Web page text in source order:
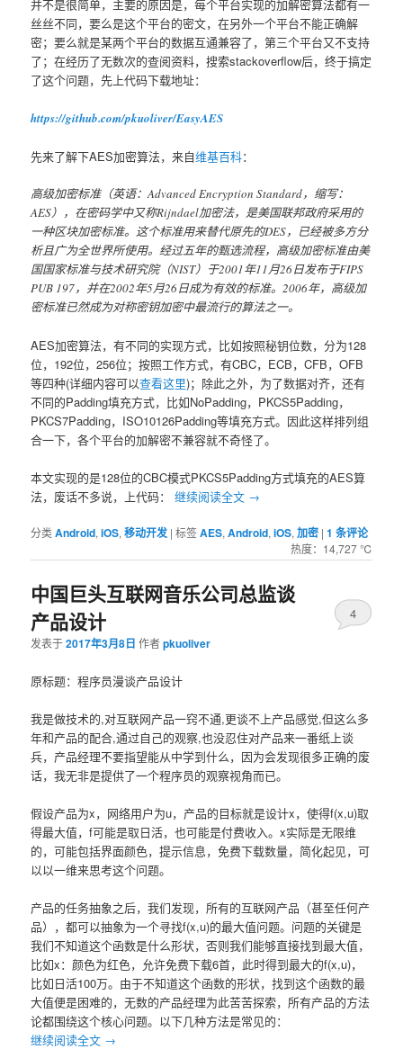
并不是很简单，主要的原因是，每个平台实现的加解密算法都有一
丝丝不同，要么是这个平台的密文，在另外一个平台不能正确解
密；要么就是某两个平台的数据互通兼容了，第三个平台又不支持
了；在经历了无数次的查阅资料，搜索stackoverflow后，终于搞定
了这个问题，先上代码下载地址：
https://github.com/pkuoliver/EasyAES
先来了解下AES加密算法，来自维基百科：
高级加密标准（英语：Advanced Encryption Standard，缩写：
AES），在密码学中又称Rijndael加密法，是美国联邦政府采用的
一种区块加密标准。这个标准用来替代原先的DES，已经被多方分
析且广为全世界所使用。经过五年的甄选流程，高级加密标准由美
国国家标准与技术研究院（NIST）于2001年11月26日发布于FIPS
PUB 197，并在2002年5月26日成为有效的标准。2006年，高级加
密标准已然成为对称密钥加密中最流行的算法之一。
AES加密算法，有不同的实现方式，比如按照秘钥位数，分为128
位，192位，256位；按照工作方式，有CBC，ECB，CFB，OFB
等四种(详细内容可以查看这里)；除此之外，为了数据对齐，还有
不同的Padding填充方式，比如NoPadding，PKCS5Padding，
PKCS7Padding，ISO10126Padding等填充方式。因此这样排列组
合一下，各个平台的加解密不兼容就不奇怪了。
本文实现的是128位的CBC模式PKCS5Padding方式填充的AES算
法，废话不多说，上代码：继续阅读全文 →
分类Android,iOS,移动开发 |标签AES,Android,iOS,加密 |1 条评论
热度：14,727 ℃
中国巨头互联网音乐公司总监谈
产品设计
发表于2017年3月8日 作者pkuoliver
4
原标题：程序员漫谈产品设计
我是做技术的,对互联网产品一窍不通,更谈不上产品感觉,但这么多
年和产品的配合,通过自己的观察,也没忍住对产品来一番纸上谈
兵，产品经理不要指望能从中学到什么，因为会发现很多正确的废
话，我无非是提供了一个程序员的观察视角而已。
假设产品为x，网络用户为u，产品的目标就是设计x，使得f(x,u)取
得最大值，f可能是取日活，也可能是付费收入。x实际是无限维
的，可能包括界面颜色，提示信息，免费下载数量，简化起见，可
以以一维来思考这个问题。
产品的任务抽象之后，我们发现，所有的互联网产品（甚至任何产
品），都可以抽象为一个寻找f(x,u)的最大值问题。问题的关键是
我们不知道这个函数是什么形状，否则我们能够直接找到最大值，
比如x：颜色为红色，允许免费下载6首，此时得到最大的f(x,u)，
比如日活100万。由于不知道这个函数的形状，找到这个函数的最
大值便是困难的，无数的产品经理为此苦苦探索，所有产品的方法
论都围绕这个核心问题。以下几种方法是常见的：
继续阅读全文 →